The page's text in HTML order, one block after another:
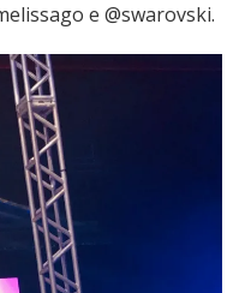
e @swarovski.